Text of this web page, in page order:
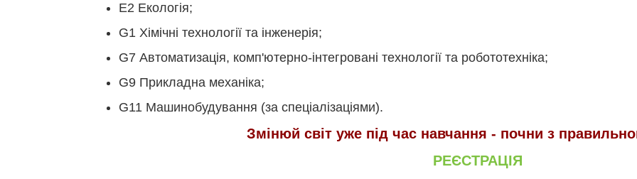
Е2 Екологія;
G1 Хімічні технології та інженерія;
G7 Автоматизація, комп'ютерно-інтегровані технології та робототехніка;
G9 Прикладна механіка;
G11 Машинобудування (за спеціалізаціями).
Змінюй світ уже під час навчання - почни з
РЕЄСТРАЦІЯ